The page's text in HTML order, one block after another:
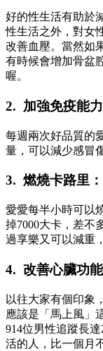
好的性生活有助於
性生活之外，對女
改善血壓。當然如
有時候會增加骨盆
喔。
2. 加強免疫能力
每週兩次好品質的
量，可以減少感冒
3. 燃燒卡路里：
愛愛每半小時可以
掉7000大卡，差不
過享樂又可以減重
4. 改善心臟功能
以往大家有個印象
應該是「馬上風」
914位男性追蹤長
活的人，比一個月